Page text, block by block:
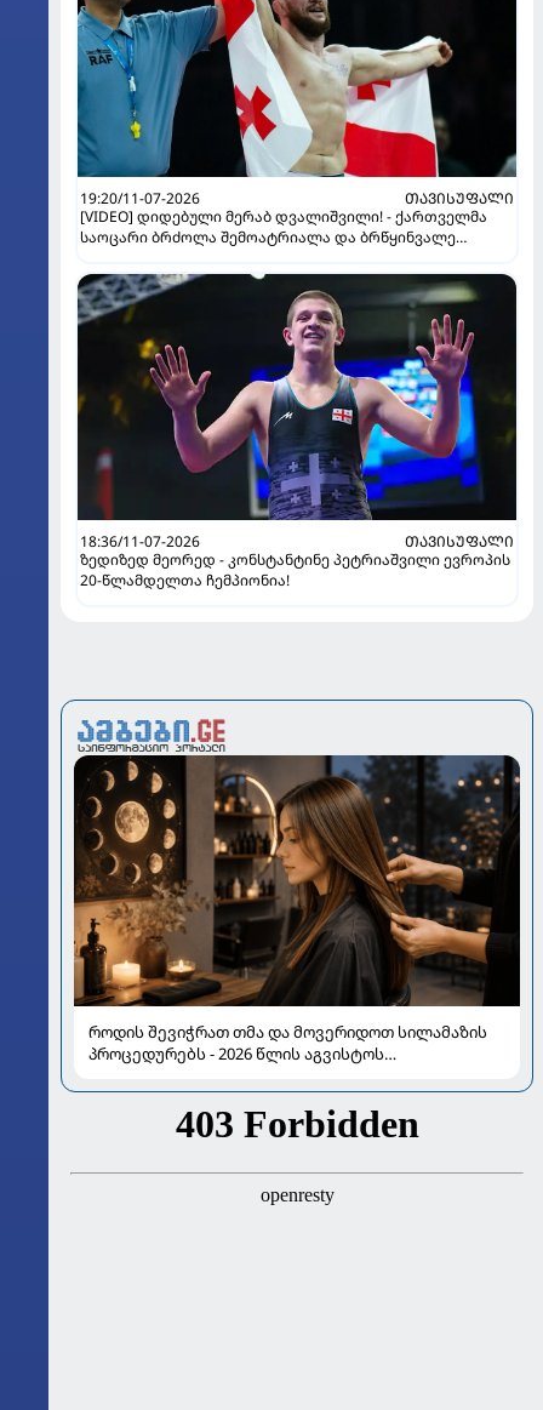
19:20/11-07-2026
ᲗᲐᲕᲘᲡᲣᲤᲐᲚᲘ
[VIDEO] დიდებული მერაბ დვალიშვილი! - ქართველმა
საოცარი ბრძოლა შემოატრიალა და ბრწყინვალე
18:36/11-07-2026
ᲗᲐᲕᲘᲡᲣᲤᲐᲚᲘ
ზედიზედ მეორედ - კონსტანტინე პეტრიაშვილი ევროპის
20-წლამდელთა ჩემპიონია!
როდის შევიჭრათ თმა და მოვერიდოთ სილამაზის
პროცედურებს - 2026 წლის აგვისტოს